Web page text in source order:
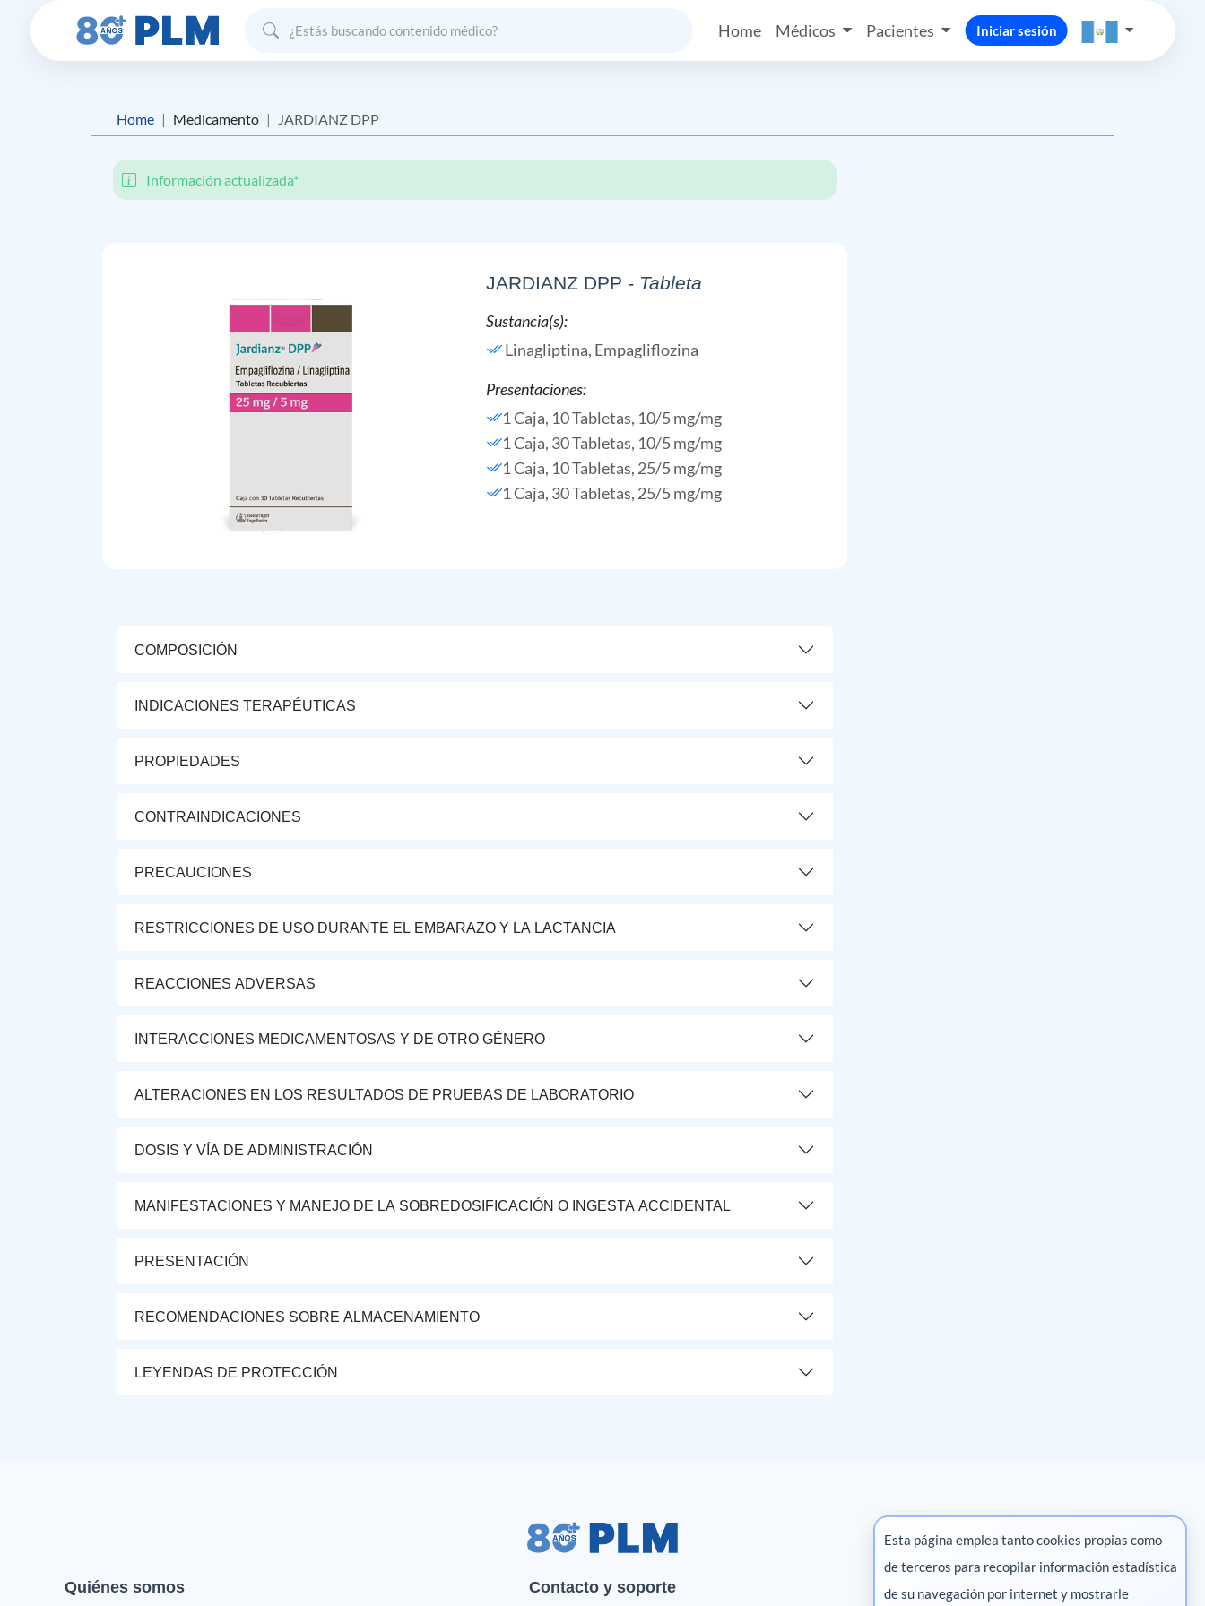
Home Médicos Pacientes Iniciar sesión
Home Medicamento JARDIANZ DPP
Información actualizada*
JARDIANZ DPP - Tableta
Sustancia(s):
Linagliptina, Empagliflozina
Presentaciones:
1 Caja, 10 Tabletas, 10/5 mg/mg
1 Caja, 30 Tabletas, 10/5 mg/mg
1 Caja, 10 Tabletas, 25/5 mg/mg
1 Caja, 30 Tabletas, 25/5 mg/mg
COMPOSICIÓN
INDICACIONES TERAPÉUTICAS
PROPIEDADES
CONTRAINDICACIONES
PRECAUCIONES
RESTRICCIONES DE USO DURANTE EL EMBARAZO Y LA LACTANCIA
REACCIONES ADVERSAS
INTERACCIONES MEDICAMENTOSAS Y DE OTRO GÉNERO
ALTERACIONES EN LOS RESULTADOS DE PRUEBAS DE LABORATORIO
DOSIS Y VÍA DE ADMINISTRACIÓN
MANIFESTACIONES Y MANEJO DE LA SOBREDOSIFICACIÓN O INGESTA ACCIDENTAL
PRESENTACIÓN
RECOMENDACIONES SOBRE ALMACENAMIENTO
LEYENDAS DE PROTECCIÓN
Quiénes somos Contacto y soporte Marketing digital
Esta página emplea tanto cookies propias como
de terceros para recopilar información estadística
de su navegación por internet y mostrarle